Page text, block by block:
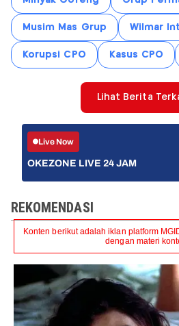
Musim Mas Grup Wilmar
Korupsi CPO Kasus CPO
Lihat Berita
Live Now
OKEZONE LIVE 24 JAM